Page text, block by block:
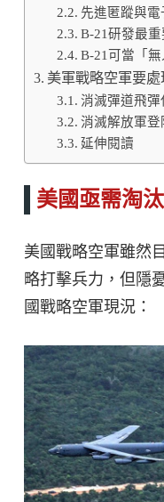
先進匿蹤與電
B-21研發最重
B-21可當「
美軍戰略空軍要處
消滅彈道飛彈
消滅解放軍登
延伸閱讀
美國亟需淘
美國戰略空軍雖然
略打擊兵力，但隱
國戰略空軍現況：